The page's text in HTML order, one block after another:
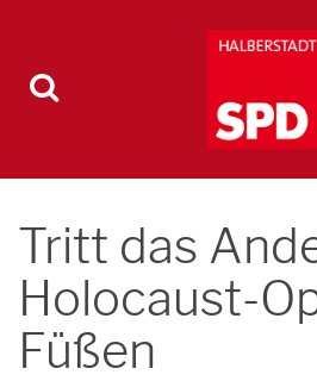
Tritt das
Holocaust-
Füßen